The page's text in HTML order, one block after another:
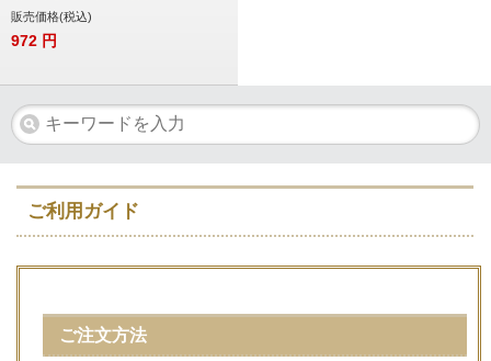
販売価格(税込)
972 円
ご利用ガイド
ご注文方法